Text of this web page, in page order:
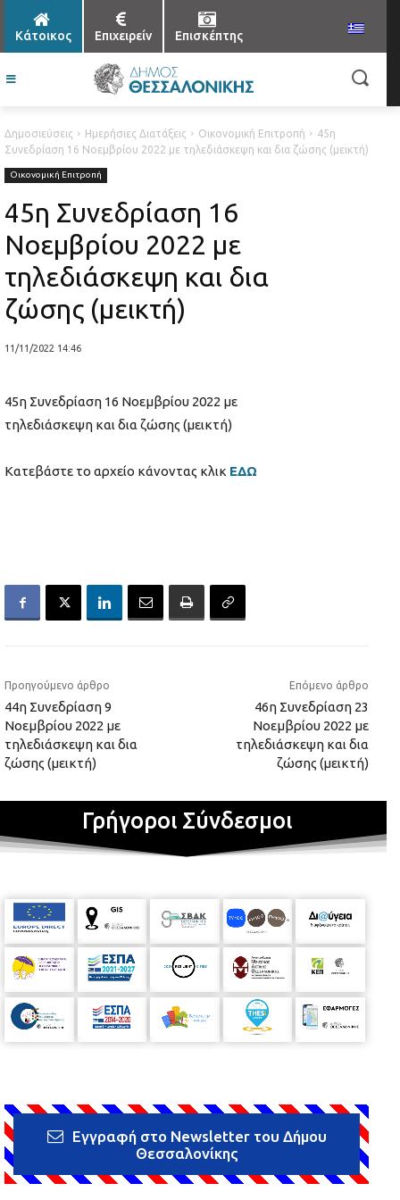
Κάτοικος Επιχειρείν Επισκέπτης
Δημοσιεύσεις Ημερήσιες Διατάξεις Οικονομική Επιτροπή
45η
Συνεδρίαση 16 Νοεμβρίου 2022 με τηλεδιάσκεψη και δια ζώσης (μεικτή)
Οικονομική Επιτροπή
45η Συνεδρίαση 16
Νοεμβρίου 2022 με
τηλεδιάσκεψη και δια
ζώσης (μεικτή)
11/11/2022 14:46
45η Συνεδρίαση 16 Νοεμβρίου 2022 με
τηλεδιάσκεψη και δια ζώσης (μεικτή)
Κατεβάστε το αρχείο κάνοντας κλικ ΕΔΩ
Προηγούμενο άρθρο
44η Συνεδρίαση 9
Νοεμβρίου 2022 με
τηλεδιάσκεψη και δια
ζώσης (μεικτή)
Επόμενο άρθρο
46η Συνεδρίαση 23
Νοεμβρίου 2022 με
τηλεδιάσκεψη και δια
ζώσης (μεικτή)
Γρήγοροι Σύνδεσμοι
Εγγραφή στο Newsletter του Δήμου
Θεσσαλονίκης